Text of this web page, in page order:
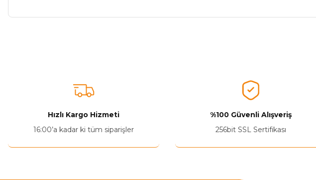
Ürün açıklamasında eksik bilgiler bulunuyor.
Hızlı Kargo Hizmeti
16:00’a kadar ki tüm siparişler
%100 Güvenli Alışveriş
256bit SSL Sertifikası